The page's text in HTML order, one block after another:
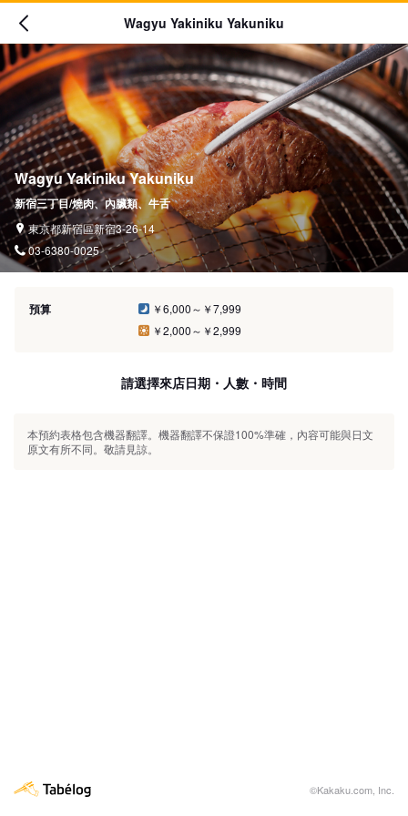
Wagyu Yakiniku Yakuniku
Wagyu Yakiniku Yakuniku
新宿三丁目/燒肉、內臟類、牛舌
東京都新宿區新宿3-26-14
03-6380-0025
預算
￥6,000～￥7,999
￥2,000～￥2,999
請選擇來店日期・人數・時間
本預約表格包含機器翻譯。機器翻譯不保證100%準確，內容可能與日文
原文有所不同。敬請見諒。
©Kakaku.com, Inc.